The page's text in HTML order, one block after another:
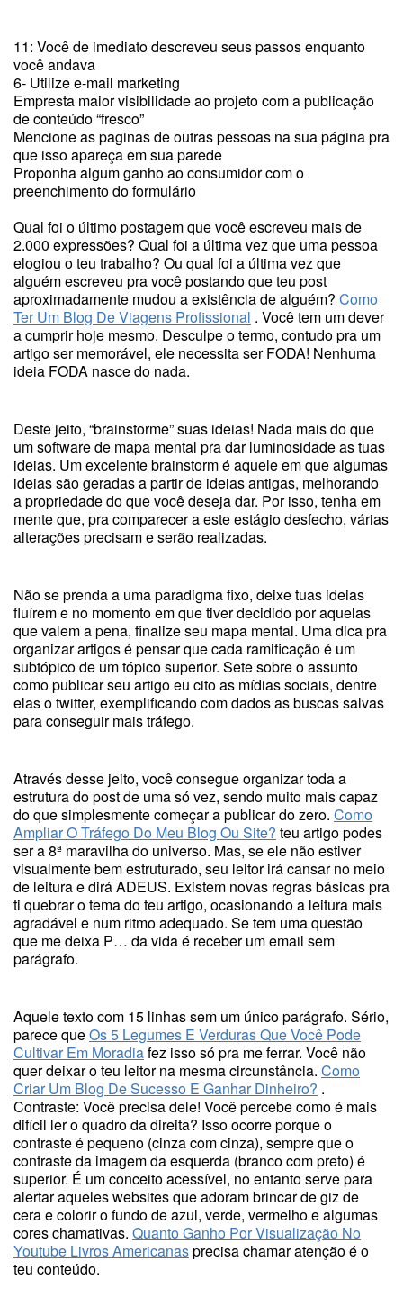
11: Você de imediato descreveu seus passos enquanto
você andava
6- Utilize e-mail marketing
Empresta maior visibilidade ao projeto com a publicação
de conteúdo “fresco”
Mencione as paginas de outras pessoas na sua página pra
que isso apareça em sua parede
Proponha algum ganho ao consumidor com o
preenchimento do formulário
Qual foi o último postagem que você escreveu mais de
2.000 expressões? Qual foi a última vez que uma pessoa
elogiou o teu trabalho? Ou qual foi a última vez que
alguém escreveu pra você postando que teu post
aproximadamente mudou a existência de alguém? Como
Ter Um Blog De Viagens Profissional . Você tem um dever
a cumprir hoje mesmo. Desculpe o termo, contudo pra um
artigo ser memorável, ele necessita ser FODA! Nenhuma
ideia FODA nasce do nada.
Deste jeito, “brainstorme” suas ideias! Nada mais do que
um software de mapa mental pra dar luminosidade as tuas
ideias. Um excelente brainstorm é aquele em que algumas
ideias são geradas a partir de ideias antigas, melhorando
a propriedade do que você deseja dar. Por isso, tenha em
mente que, pra comparecer a este estágio desfecho, várias
alterações precisam e serão realizadas.
Não se prenda a uma paradigma fixo, deixe tuas ideias
fluírem e no momento em que tiver decidido por aquelas
que valem a pena, finalize seu mapa mental. Uma dica pra
organizar artigos é pensar que cada ramificação é um
subtópico de um tópico superior. Sete sobre o assunto
como publicar seu artigo eu cito as mídias sociais, dentre
elas o twitter, exemplificando com dados as buscas salvas
para conseguir mais tráfego.
Através desse jeito, você consegue organizar toda a
estrutura do post de uma só vez, sendo muito mais capaz
do que simplesmente começar a publicar do zero. Como
Ampliar O Tráfego Do Meu Blog Ou Site? teu artigo podes
ser a 8ª maravilha do universo. Mas, se ele não estiver
visualmente bem estruturado, seu leitor irá cansar no meio
de leitura e dirá ADEUS. Existem novas regras básicas pra
ti quebrar o tema do teu artigo, ocasionando a leitura mais
agradável e num ritmo adequado. Se tem uma questão
que me deixa P… da vida é receber um email sem
parágrafo.
Aquele texto com 15 linhas sem um único parágrafo. Sério,
parece queOs 5 Legumes E Verduras Que Você Pode
Cultivar Em Moradiafez isso só pra me ferrar. Você não
quer deixar o teu leitor na mesma circunstância. Como
Criar Um Blog De Sucesso E Ganhar Dinheiro? .
Contraste: Você precisa dele! Você percebe como é mais
difícil ler o quadro da direita? Isso ocorre porque o
contraste é pequeno (cinza com cinza), sempre que o
contraste da imagem da esquerda (branco com preto) é
superior. É um conceito acessível, no entanto serve para
alertar aqueles websites que adoram brincar de giz de
cera e colorir o fundo de azul, verde, vermelho e algumas
cores chamativas. Quanto Ganho Por Visualização No
Youtube Livros Americanasprecisa chamar atenção é o
teu conteúdo.